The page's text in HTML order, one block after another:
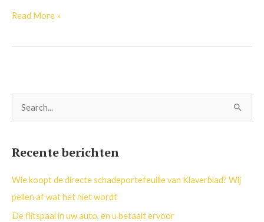
Read More »
n
a
a
Recente berichten
Wie koopt de directe schadeportefeuille van Klaverblad? Wij
pellen af wat het niet wordt
De flitspaal in uw auto, en u betaalt ervoor